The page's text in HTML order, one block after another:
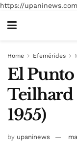
https://upaninews.com
Home Efemérides
El
Teilhard
1955)
by upaninews